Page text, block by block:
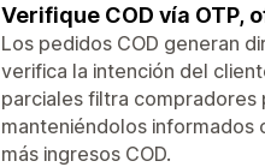
Verifique COD vía OTP,
Los pedidos COD generan
verifica la intención del
parciales filtra compradores
manteniéndolos informados
más ingresos COD.